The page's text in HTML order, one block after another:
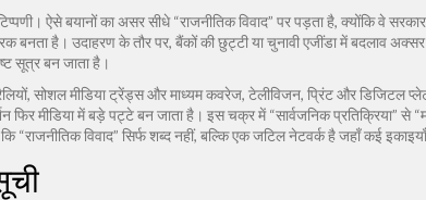
। ऐसे बयानों का असर सीधे “राजनीतिक विवाद” पर पड़ता है, क्योंकि वे
बनता है। उदाहरण के तौर पर, बैंकों की छुट्टी या चुनावी एजींडा में बदलाव
सूत्र बन जाता है।
सोशल मीडिया ट्रेंड्सऔरमाध्यम कवरेज, टेलीविजन, प्रिंट और डिजिटल
मीडिया में बड़े पट्टे बन जाता है। इस चक्र में “सार्वजनिक प्रतिक्रिया” से
“राजनीतिक विवाद” सिर्फ शब्द नहीं, बल्कि एक जटिल नेटवर्क है जहाँ कई